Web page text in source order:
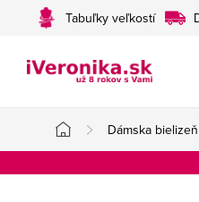
Tabuľky veľkostí
Domov
Dámska bielizeň